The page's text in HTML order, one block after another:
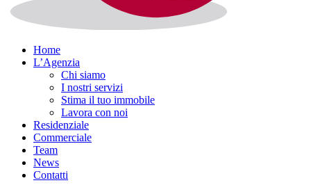
Home
L’Agenzia
Chi siamo
I nostri servizi
Stima il tuo immobile
Lavora con noi
Residenziale
Commerciale
Team
News
Contatti